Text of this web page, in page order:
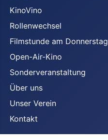
KinoVino
Rollenwechsel
Filmstunde am Donnerstag
Open-Air-Kino
Sonderveranstaltung
Über uns
Unser Verein
Kontakt